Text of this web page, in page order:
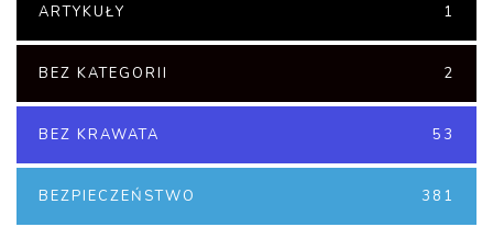
ARTYKUŁY 1
BEZ KATEGORII 2
BEZ KRAWATA 53
BEZPIECZEŃSTWO 381